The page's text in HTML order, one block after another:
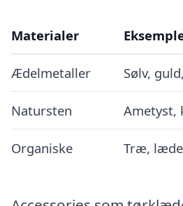
Materialer
Ædelmetaller Sølv,
Natursten Ametyst,
Organiske Træ,